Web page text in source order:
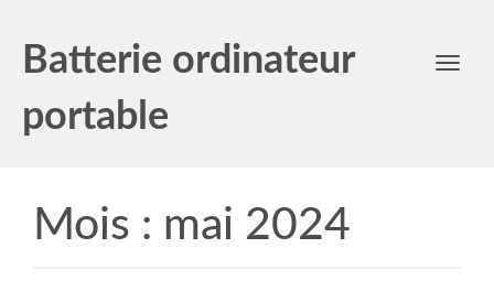
Batterie ordinateur
portable
Toggle
Mois : mai 2024